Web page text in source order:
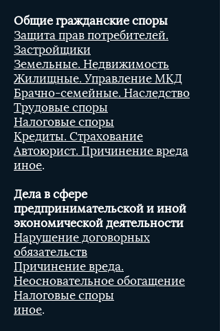
Общие гражданские споры
Защита прав потребителей.
Застройщики
Земельные. Недвижимость
Жилищные. Управление МКД
Брачно-семейные. Наследство
Трудовые споры
Налоговые споры
Кредиты. Страхование
Автоюрист. Причинение вреда
иное.
Дела в сфере
предпринимательской и иной
экономической деятельности
Нарушение договорных
обязательств
Причинение вреда.
Неосновательное обогащение
Налоговые споры
иное.